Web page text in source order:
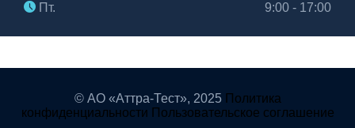
Пт.
9:00 - 17:00
© АО «Аттра-Тест», 2025 Политика
конфиденциальности Пользовательское соглашение